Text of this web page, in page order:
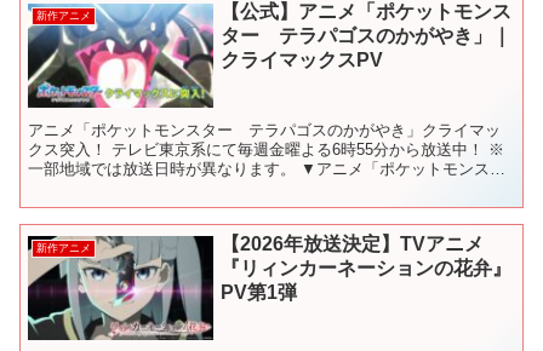
新作アニメ
【公式】アニメ「ポケットモンス
ター テラパゴスのかがやき」｜
クライマックスPV
アニメ「ポケットモンスター テラパゴスのかがやき」クライマッ
クス突入！ テレビ東京系にて毎週金曜よる6時55分から放送中！ ※
一部地域では放送日時が異なります。 ▼アニメ「ポケットモンスタ
新作アニメ
【2026年放送決定】TVアニメ
『リィンカーネーションの花弁』
PV第1弾